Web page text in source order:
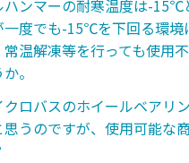
ハンマーの耐寒温度は-15℃
一度でも-15℃を下回る環境
常温解凍等を行っても使用
。
クロバスのホイールベアリ
思うのですが、使用可能な